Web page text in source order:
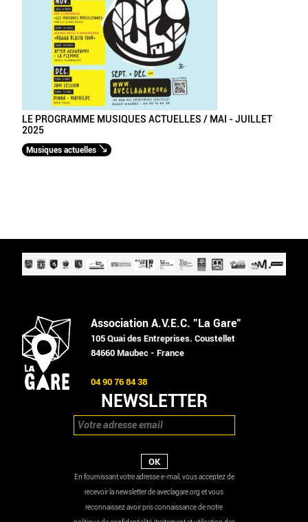
LE PROGRAMME MUSIQUES ACTUELLES / MAI - JUILLET
2025
Musiques actuelles
Association A.V.E.C. "La Gare"
105 Quai des Entreprises. Coustellet
84660 Maubec - France
04 90 76 84 38
NEWSLETTER
En fournissant votre adresse e-mail, vous acceptez de
recevoir la newsletter de aveclagare.org et vous
reconnaissez avoir pris connaissance de notre
Twitter